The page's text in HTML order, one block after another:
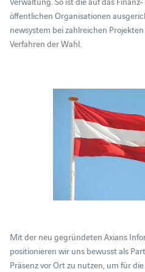
öffentlichen Organisationen
newsystem bei zahlreichen
Verfahren der Wahl.
Mit der neu gegründeten Axians
positionieren wir uns bewusst als
Präsenz vor Ort zu nutzen, um für